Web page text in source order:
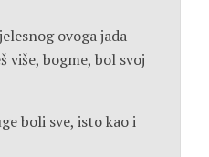
ovoga jada
više, bogme, bol svoj
boli sve, isto kao i